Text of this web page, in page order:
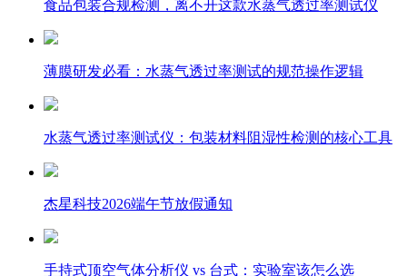
食品包装合规检测，离不开这款水蒸气透过率测试仪
薄膜研发必看：水蒸气透过率测试的规范操作逻辑
水蒸气透过率测试仪：包装材料阻湿性检测的核心工具
杰星科技2026端午节放假通知
手持式顶空气体分析仪 vs 台式：实验室该怎么选